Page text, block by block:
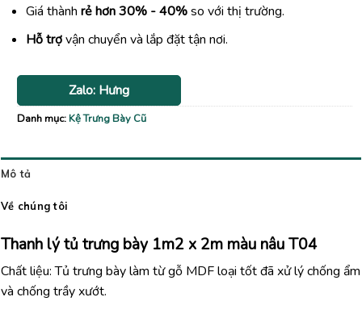
Giá thành rẻ hơn 30% - 40%so với thị trường.
Hỗ trợvận chuyển và lắp đặt tận nơi.
Zalo: Hưng
Danh mục:Kệ Trưng Bày Cũ
Mô tả
Về chúng tôi
Thanh lý tủ trưng bày 1m2 x 2m màu nâu T04
Chất liệu: Tủ trưng bày làm từ gỗ MDF loại tốt đã xử lý chống ẩm
và chống trầy xướt.